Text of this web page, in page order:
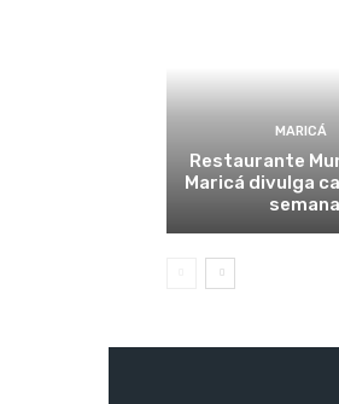
MARICÁ
Restaurante
Maricá divulga
semana